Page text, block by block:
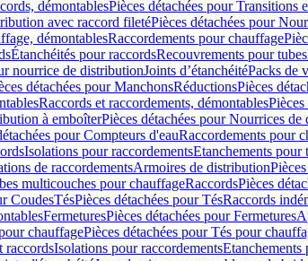
démontablesPièces détachées pour Transitions
avec raccord filetéPièces détachées pour
démontablesRaccordements pour chauffage
Étanchéités pour raccordsRecouvrements pour tubes
nourrice de distributionJoints d’étanchéitéPacks de
détachées pour ManchonsRéductionsPièces
Raccords et raccordements, démontables
à emboîterPièces détachées pour Nourrices
pour Compteurs d'eauRaccordements pour
Isolations pour raccordementsEtanchements pour
de raccordementsArmoires de distribution
multicouches pour chauffageRaccordsPièces
CoudesTésPièces détachées pour TésRaccords
FermeturesPièces détachées pour Fermetures
chauffagePièces détachées pour Tés pour
raccordsIsolations pour raccordementsEtanchements